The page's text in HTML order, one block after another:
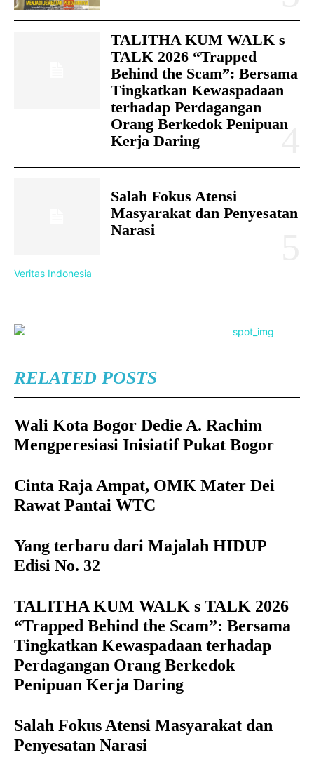
TALITHA KUM WALK s
TALK 2026 “Trapped
Behind the Scam”: Bersama
Tingkatkan Kewaspadaan
terhadap Perdagangan
Orang Berkedok Penipuan
Kerja Daring
Salah Fokus Atensi
Masyarakat dan Penyesatan
Narasi
Veritas Indonesia
RELATED POSTS
Wali Kota Bogor Dedie A. Rachim
Mengperesiasi Inisiatif Pukat Bogor
Cinta Raja Ampat, OMK Mater Dei
Rawat Pantai WTC
Yang terbaru dari Majalah HIDUP
Edisi No. 32
TALITHA KUM WALK s TALK 2026
“Trapped Behind the Scam”: Bersama
Tingkatkan Kewaspadaan terhadap
Perdagangan Orang Berkedok
Penipuan Kerja Daring
Salah Fokus Atensi Masyarakat dan
Penyesatan Narasi